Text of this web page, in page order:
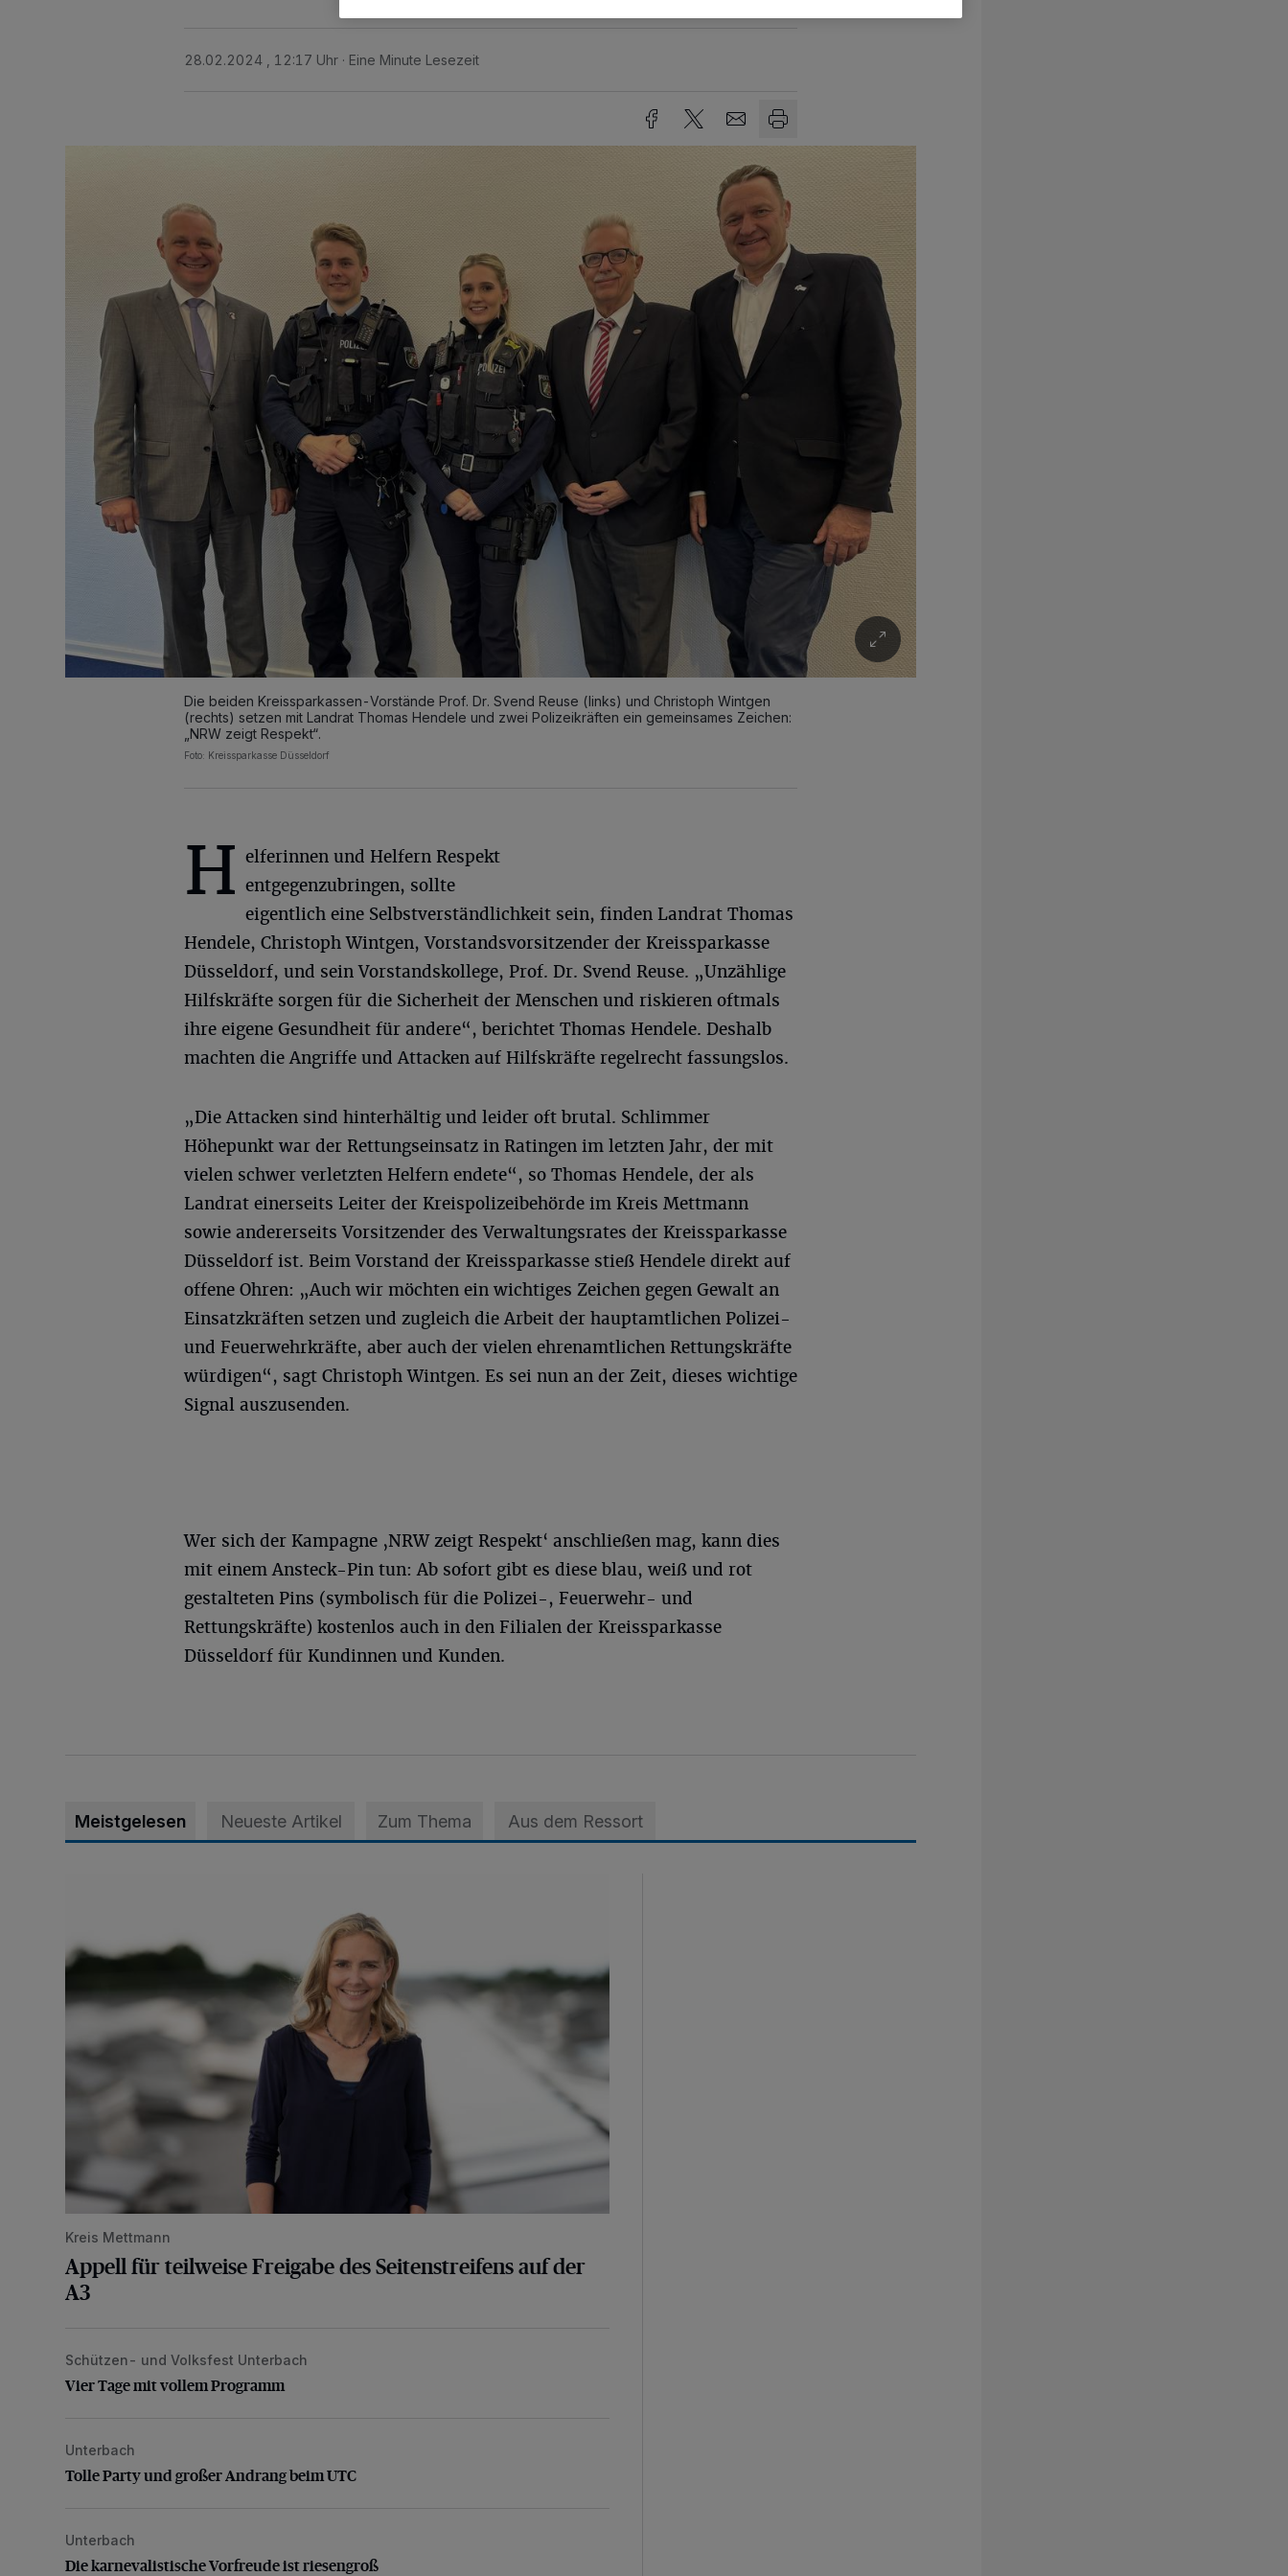
28.02.2024 , 12:17 Uhr Eine Minute Lesezeit
Die beiden Kreissparkassen-Vorstände Prof. Dr. Svend Reuse (links) und Christoph Wintgen
(rechts) setzen mit Landrat Thomas Hendele und zwei Polizeikräften ein gemeinsames Zeichen:
„NRW zeigt Respekt“.
Foto: Kreissparkasse Düsseldorf
H elferinnen und Helfern Respekt
entgegenzubringen, sollte
eigentlich eine Selbstverständlichkeit sein, finden Landrat Thomas
Hendele, Christoph Wintgen, Vorstandsvorsitzender der Kreissparkasse
Düsseldorf, und sein Vorstandskollege, Prof. Dr. Svend Reuse. „Unzählige
Hilfskräfte sorgen für die Sicherheit der Menschen und riskieren oftmals
ihre eigene Gesundheit für andere“, berichtet Thomas Hendele. Deshalb
machten die Angriffe und Attacken auf Hilfskräfte regelrecht fassungslos.
„Die Attacken sind hinterhältig und leider oft brutal. Schlimmer
Höhepunkt war der Rettungseinsatz in Ratingen im letzten Jahr, der mit
vielen schwer verletzten Helfern endete“, so Thomas Hendele, der als
Landrat einerseits Leiter der Kreispolizeibehörde im Kreis Mettmann
sowie andererseits Vorsitzender des Verwaltungsrates der Kreissparkasse
Düsseldorf ist. Beim Vorstand der Kreissparkasse stieß Hendele direkt auf
offene Ohren: „Auch wir möchten ein wichtiges Zeichen gegen Gewalt an
Einsatzkräften setzen und zugleich die Arbeit der hauptamtlichen Polizei-
und Feuerwehrkräfte, aber auch der vielen ehrenamtlichen Rettungskräfte
würdigen“, sagt Christoph Wintgen. Es sei nun an der Zeit, dieses wichtige
Signal auszusenden.
Wer sich der Kampagne ‚NRW zeigt Respekt‘ anschließen mag, kann dies
mit einem Ansteck-Pin tun: Ab sofort gibt es diese blau, weiß und rot
gestalteten Pins (symbolisch für die Polizei-, Feuerwehr- und
Rettungskräfte) kostenlos auch in den Filialen der Kreissparkasse
Düsseldorf für Kundinnen und Kunden.
Meistgelesen Neueste Artikel Zum Thema Aus dem Ressort
Kreis Mettmann
Appell für teilweise Freigabe des Seitenstreifens auf der
A3
Vier Tage mit vollem Programm
Schützen- und Volksfest Unterbach
Vier Tage mit vollem Programm
Tolle Party und großer Andrang beim UTC
Unterbach
Tolle Party und großer Andrang beim UTC
Die karnevalistische Vorfreude ist riesengroß
Unterbach
Die karnevalistische Vorfreude ist riesengroß